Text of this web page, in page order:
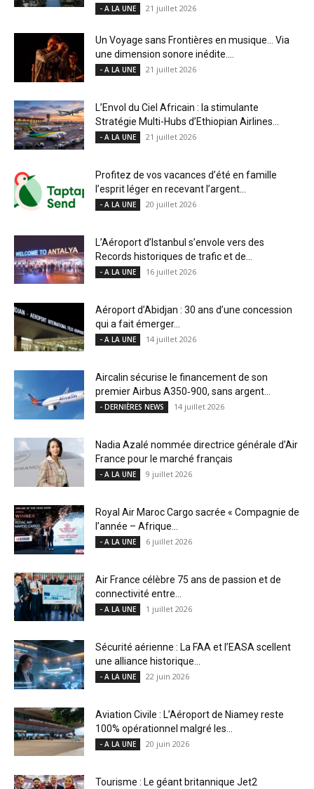
- A LA UNE 21 juillet 2026
Un Voyage sans Frontières en musique… Via
une dimension sonore inédite....
- A LA UNE 21 juillet 2026
L’Envol du Ciel Africain : la stimulante
Stratégie Multi-Hubs d’Ethiopian Airlines...
- A LA UNE 21 juillet 2026
Profitez de vos vacances d’été en famille
l’esprit léger en recevant l’argent...
- A LA UNE 20 juillet 2026
L’Aéroport d’Istanbul s’envole vers des
Records historiques de trafic et de...
- A LA UNE 16 juillet 2026
Aéroport d’Abidjan : 30 ans d’une concession
qui a fait émerger...
- A LA UNE 14 juillet 2026
Aircalin sécurise le financement de son
premier Airbus A350‑900, sans argent...
- DERNIÈRES NEWS 14 juillet 2026
Nadia Azalé nommée directrice générale d’Air
France pour le marché français
- A LA UNE 9 juillet 2026
Royal Air Maroc Cargo sacrée « Compagnie de
l’année – Afrique...
- A LA UNE 6 juillet 2026
Air France célèbre 75 ans de passion et de
connectivité entre...
- A LA UNE 1 juillet 2026
Sécurité aérienne : La FAA et l’EASA scellent
une alliance historique...
- A LA UNE 22 juin 2026
Aviation Civile : L’Aéroport de Niamey reste
100% opérationnel malgré les...
- A LA UNE 20 juin 2026
Tourisme : Le géant britannique Jet2